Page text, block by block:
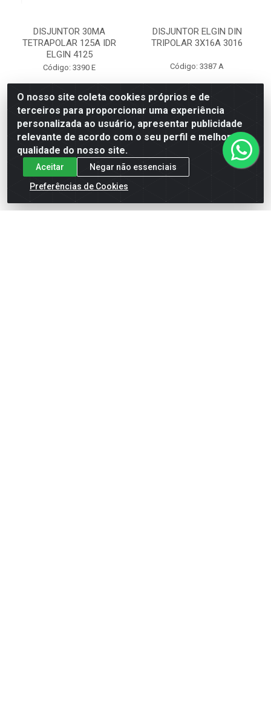
DISJUNTOR 30MA
TETRAPOLAR 125A IDR
ELGIN 4125
Código: 3390 E
Faça seu login ou
cadastre-se para
ver preços e
comprar
DISJUNTOR ELGIN DIN
TRIPOLAR 3X16A 3016
Código: 3387 A
Faça seu login ou
cadastre-se para
ver preços e
O nosso site coleta cookies próprios e de
terceiros para proporcionar uma experiência
personalizada ao usuário, apresentar publicidade
relevante de acordo com o seu perfil e melhorar a
qualidade do nosso site.
Aceitar
Negar não essenciais
Preferências de Cookies